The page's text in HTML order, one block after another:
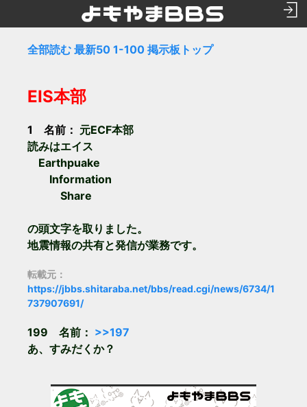
全部読む 最新50 1-100 掲示板トップ
EIS本部
1 名前： 元ECF本部
読みはエイス
Earthpuake
Information
Share
の頭文字を取りました。
地震情報の共有と発信が業務です。
転載元：
https://jbbs.shitaraba.net/bbs/read.cgi/news/6734/1
737907691/
199 名前： >>197
あ、すみだくか？